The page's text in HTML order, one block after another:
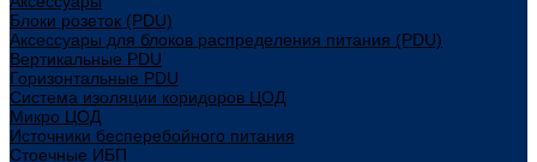
Блоки розеток (PDU)
Аксессуары для блоков распределения питания (PDU)
Вертикальные PDU
Горизонтальные PDU
Система изоляции коридоров ЦОД
Микро ЦОД
Источники бесперебойного питания
Стоечные ИБП